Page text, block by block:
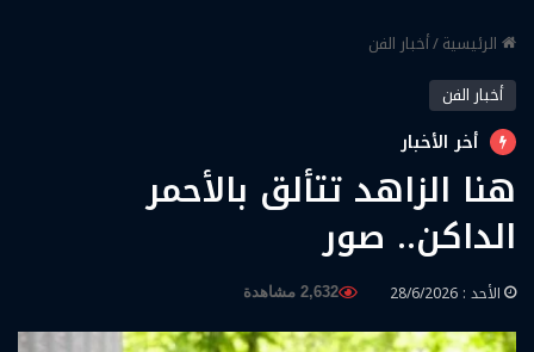
الرئيسية/أخبار الفن
أخبار الفن
أخر الأخبار
هنا الزاهد تتألق بالأحمر
الداكن.. صور
الأحد : 28/6/2026 2,632 مشاهدة